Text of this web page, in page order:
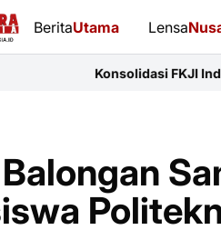
BeritaUtama Lensa
FKJI Indramayu: 14